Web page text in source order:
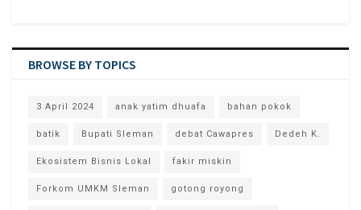
BROWSE BY TOPICS
3 April 2024 anak yatim dhuafa bahan pokok
batik Bupati Sleman debat Cawapres Dedeh K.
Ekosistem Bisnis Lokal fakir miskin
Forkom UMKM Sleman gotong royong